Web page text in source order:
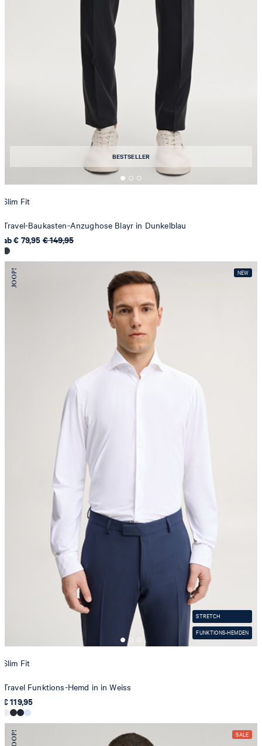
BESTSELLER
Slim Fit
Travel-Baukasten-Anzughose Blayr in Dunkelblau
ab € 79,95€ 149,95
STRETCH
FUNKTIONS-HEMDEN
Slim Fit
Travel Funktions-Hemd in in Weiss
€ 119,95